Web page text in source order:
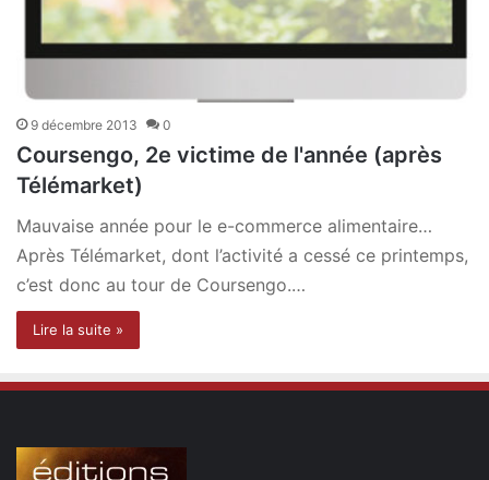
9 décembre 2013 0
Coursengo, 2e victime de l'année (après
Télémarket)
Mauvaise année pour le e-commerce alimentaire…
Après Télémarket, dont l’activité a cessé ce printemps,
c’est donc au tour de Coursengo.…
Lire la suite »